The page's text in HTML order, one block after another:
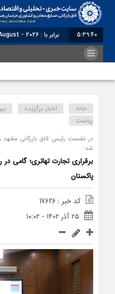
5:39:41 برابر با : Friday - 7 August - 2026
خانه اخبار برگزیده
ریاست
در نشست رئیس اتاق بازرگانی مشهد
شد:
برقراری تجارت تهاتری؛ گامی
پاکستان
کد خبر : 17626
۲۵ آذر ۱۴۰۲ - ۱۰:۰۲